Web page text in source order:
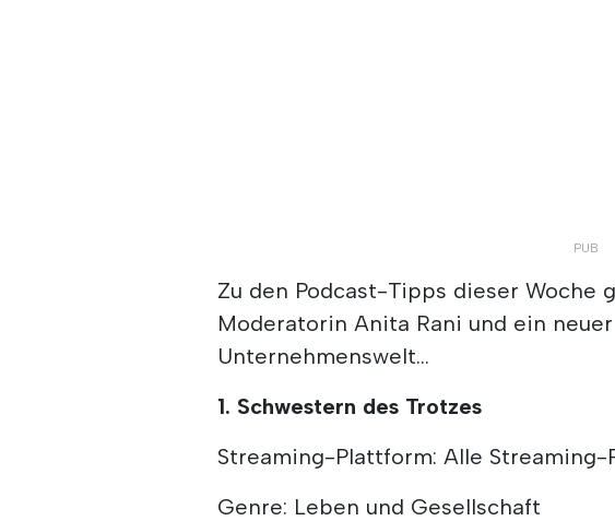
Zu den Podcast-Tipps dieser Woche
Moderatorin Anita Rani und ein
Unternehmenswelt...
1. Schwestern des Trotzes
Streaming-Plattform: Alle Streaming-
Genre: Leben und Gesellschaft